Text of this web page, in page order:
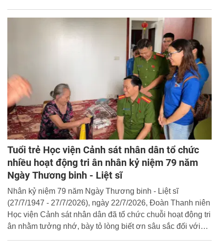
Tuổi trẻ Học viện Cảnh sát nhân dân tổ chức
nhiều hoạt động tri ân nhân kỷ niệm 79 năm
Ngày Thương binh - Liệt sĩ
Nhân kỷ niệm 79 năm Ngày Thương binh - Liệt sĩ
(27/7/1947 - 27/7/2026), ngày 22/7/2026, Đoàn Thanh niên
Học viện Cảnh sát nhân dân đã tổ chức chuỗi hoạt động tri
ân nhằm tưởng nhớ, bày tỏ lòng biết ơn sâu sắc đối với